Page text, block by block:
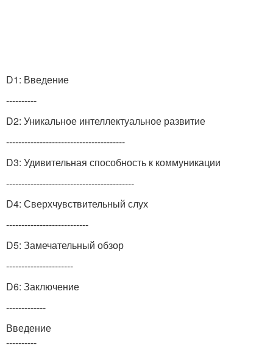
D1: Введение
----------
D2: Уникальное интеллектуальное развитие
---------------------------------------
D3: Удивительная способность к коммуникации
------------------------------------------
D4: Сверхчувствительный слух
---------------------------
D5: Замечательный обзор
----------------------
D6: Заключение
-------------
Введение
----------